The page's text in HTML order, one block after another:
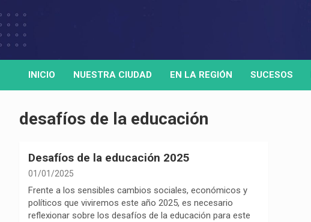
to
HORA32
Medio de comunicación digital
INICIO NUESTRA CIUDAD EN LA REGIÓN SUCESOS
desafíos de la educación
Desafíos de la educación 2025
01/01/2025
Frente a los sensibles cambios sociales, económicos y
políticos que viviremos este año 2025, es necesario
reflexionar sobre los desafíos de la educación para este